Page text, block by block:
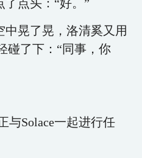
了点头：“好。”
中晃了晃，洛清奚又用
碰了下：“同事，你
与Solace一起进行任